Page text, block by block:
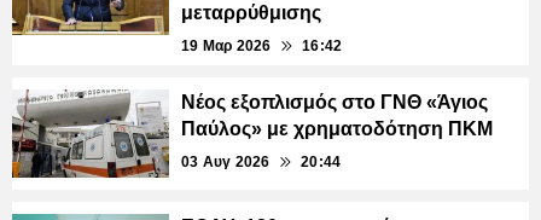
μεταρρύθμισης
19 Μαρ 2026 16:42
Νέος εξοπλισμός στο ΓΝΘ «Άγιος
Παύλος» με χρηματοδότηση ΠΚΜ
03 Αυγ 2026 20:44